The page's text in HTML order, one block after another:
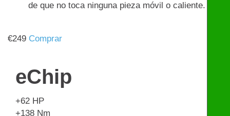
de que no toca ninguna pieza móvil o caliente.
€249 Comprar
eChip
+62 HP
+138 Nm